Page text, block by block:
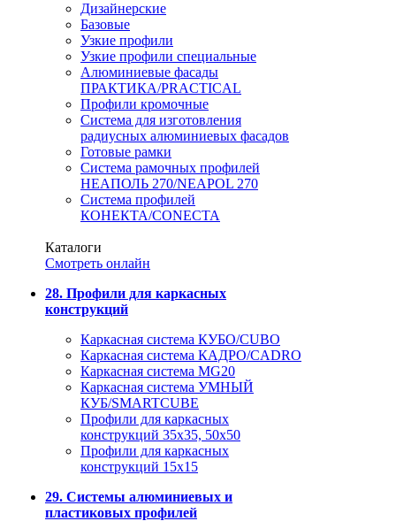
Дизайнерские
Базовые
Узкие профили
Узкие профили специальные
Алюминиевые фасады
ПРАКТИКА/PRACTICAL
Профили кромочные
Система для изготовления
радиусных алюминиевых фасадов
Готовые рамки
Система рамочных профилей
НЕАПОЛЬ 270/NEAPOL 270
Система профилей
КОНЕКТА/CONECTA
Каталоги
Смотреть онлайн
28. Профили для каркасных
конструкций
Каркасная система КУБО/CUBO
Каркасная система КАДРО/CADRO
Каркасная система MG20
Каркасная система УМНЫЙ
КУБ/SMARTCUBE
Профили для каркасных
конструкций 35x35, 50x50
Профили для каркасных
конструкций 15х15
29. Системы алюминиевых и
пластиковых профилей